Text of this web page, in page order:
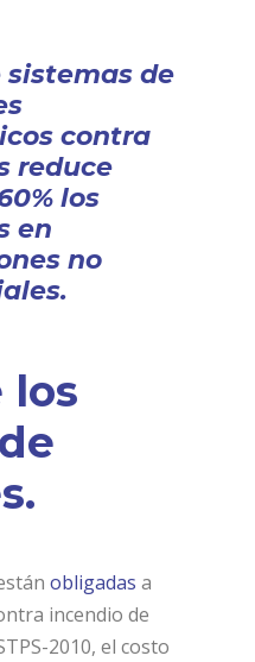
sistemas de
contra
reduce
los
en
no
los
obligadas a
incendio de
2010, el costo